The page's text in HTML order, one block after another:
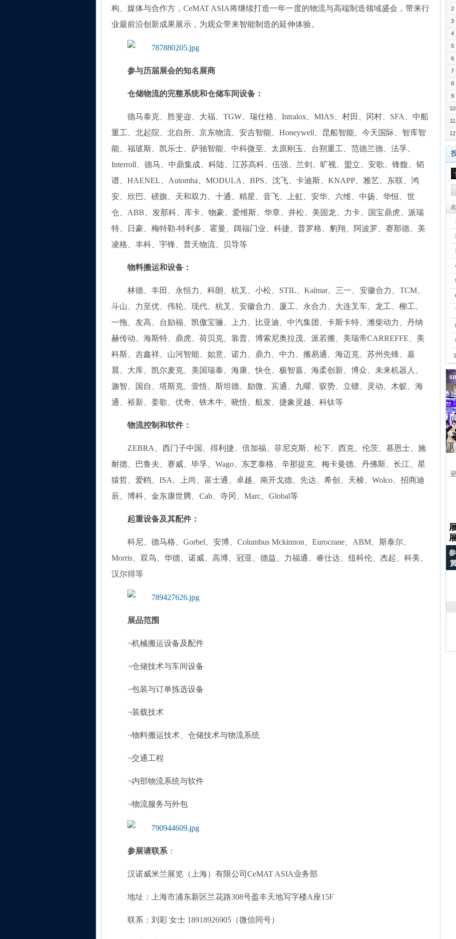
构、媒体与合作方，CeMAT ASIA将继续打造一年一度的物流与高端制造领域盛会，带来行
业最前沿创新成果展示，为观众带来智能制造的延伸体验。
参与历届展会的知名展商
仓储物流的完整系统和仓储车间设备：
德马泰克、胜斐迩、大福、TGW、瑞仕格、Intralox、MIAS、村田、冈村、SFA、中船
重工、北起院、北自所、京东物流、安吉智能、Honeywell、昆船智能、今天国际、智库智
能、福玻斯、凯乐士、萨驰智能、中科微至、太原刚玉、台朔重工、范德兰德、法孚、
Interroll、德马、中鼎集成、科陆、江苏高科、伍强、兰剑、旷视、盟立、安歌、锋馥、韬
谱、HAENEL、Automha、MODULA、BPS、沈飞、卡迪斯、KNAPP、雅艺、东联、鸿
安、欣巴、磅旗、天和双力、十通、精星、音飞、上虹、安华、六维、中扬、华恒、世
仓、ABB、发那科、库卡、物豪、爱维斯、华章、井松、美固龙、力卡、国宝鼎虎、派瑞
特、日豪、梅特勒-特利多、霍曼、阔福门业、科捷、普罗格、豹翔、阿波罗、赛那德、美
凌格、丰科、宇锋、普天物流、贝导等
物料搬运和设备：
林德、丰田、永恒力、科朗、杭叉、小松、STIL、Kalmar、三一、安徽合力、TCM、
斗山、力至优、伟轮、现代、杭叉、安徽合力、厦工、永合力、大连叉车、龙工、柳工、
一拖、友高、台励福、凯傲宝骊、上力、比亚迪、中汽集团、卡斯卡特、潍柴动力、丹纳
赫传动、海斯特、鼎虎、荷贝克、靠普、博索尼奥拉茂、派若搬、美瑞帝CARREFFE、美
科斯、吉鑫祥、山河智能、如意、诺力、鼎力、中力、搬易通、海迈克、苏州先锋、嘉
晨、大库、凯尔麦克、美国瑞泰、海康、快仓、极智嘉、海柔创新、博众、未来机器人、
迦智、国自、塔斯克、壹悟、斯坦德、励微、宾通、九曜、驭势、立镖、灵动、木蚁、海
通、裕新、姜歌、优奇、铁木牛、晓悟、航发、捷象灵越、科钛等
物流控制和软件：
ZEBRA、西门子中国、得利捷、倍加福、菲尼克斯、松下、西克、伦茨、基恩士、施
耐德、巴鲁夫、赛威、毕孚、Wago、东芝泰格、辛那提克、梅卡曼德、丹佛斯、长江、星
猿哲、爱鸥、ISA、上尚、富士通、卓越、南开戈德、先达、希创、天梭、Wolco、招商迪
辰、博科、金东康世腾、Cab、寺冈、Marc、Global等
起重设备及其配件：
科尼、德马格、Gorbel、安博、Columbus Mckinnon、Eurocrane、ABM、斯泰尔、
Morris、双鸟、华德、诺威、高博、冠亚、德益、力福通、睿仕达、纽科伦、杰起、科美、
汉尔得等
展品范围
¬机械搬运设备及配件
¬仓储技术与车间设备
¬包装与订单拣选设备
¬装载技术
¬物料搬运技术、仓储技术与物流系统
¬交通工程
¬内部物流系统与软件
¬物流服务与外包
参展请联系 ：
汉诺威米兰展览（上海）有限公司CeMAT ASIA业务部
地址：上海市浦东新区兰花路308号盈丰天地写字楼A座15F
联系：刘彩 女士 18918926905（微信同号）
2
3
4
5
6
7
8
9
10
11
12